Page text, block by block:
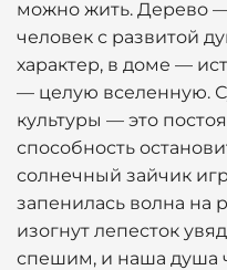
можно жить. Дерево
человек с развитой
характер, в доме —
— целую вселенную.
культуры — это
способность
солнечный зайчик
запенилась волна на
изогнут лепесток
спешим, и наша душа